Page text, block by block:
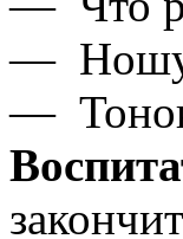
— Ношу
—